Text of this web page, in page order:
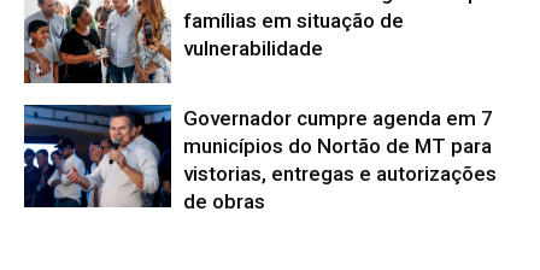
famílias em situação de
vulnerabilidade
Governador cumpre agenda em 7
municípios do Nortão de MT para
vistorias, entregas e autorizações
de obras